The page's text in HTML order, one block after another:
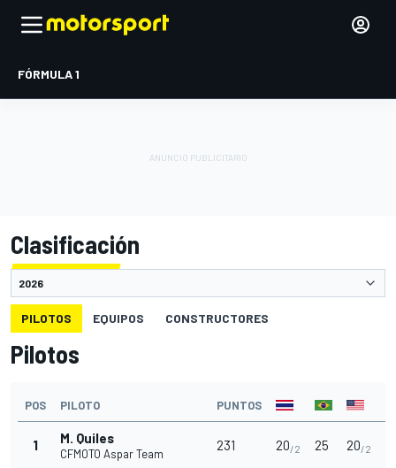
FÓRMULA 1
Clasificación
PILOTOS EQUIPOS CONSTRUCTORES
Pilotos
POS PILOTO PUNTOS
1 M. Quiles
CFMOTO Aspar Team
231 20/2 25 20/2